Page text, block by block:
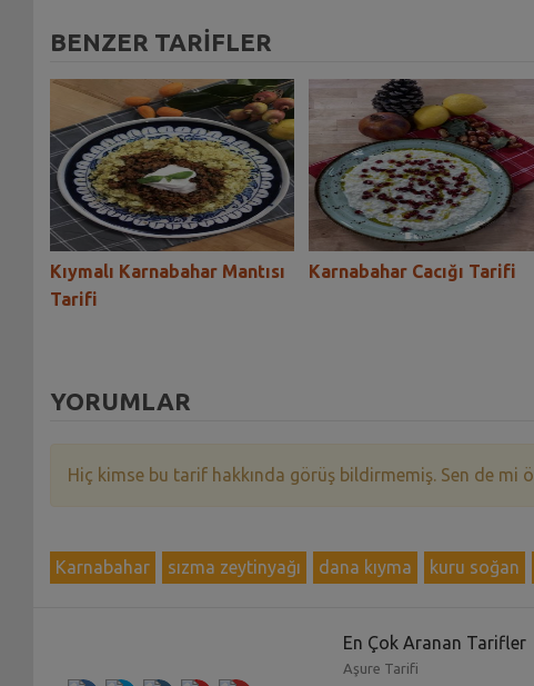
BENZER TARİFLER
Kıymalı Karnabahar Mantısı
Tarifi
Karnabahar Cacığı Tarifi
YORUMLAR
Hiç kimse bu tarif hakkında görüş bildirmemiş. Sen de mi
Karnabahar sızma zeytinyağı dana kıyma kuru soğan
En Çok Aranan Tarifler
Aşure Tarifi